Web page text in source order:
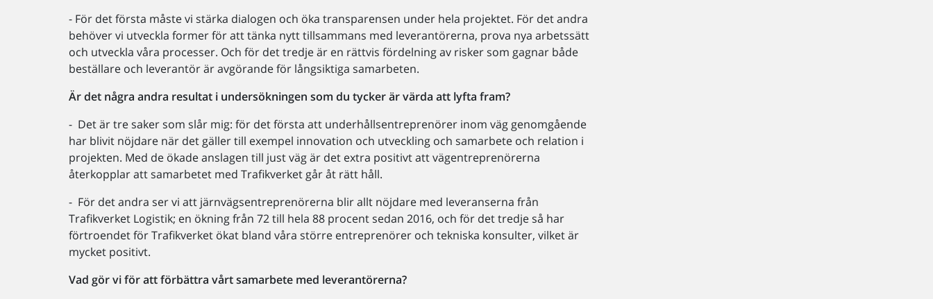
- För det första måste vi stärka dialogen och öka transparensen under hela projektet. För det andra
behöver vi utveckla former för att tänka nytt tillsammans med leverantörerna, prova nya arbetssätt
och utveckla våra processer. Och för det tredje är en rättvis fördelning av risker som gagnar både
beställare och leverantör är avgörande för långsiktiga samarbeten.
Är det några andra resultat i undersökningen som du tycker är värda att lyfta fram?
- Det är tre saker som slår mig: för det första att underhållsentreprenörer inom väg genomgående
har blivit nöjdare när det gäller till exempel innovation och utveckling och samarbete och relation i
projekten. Med de ökade anslagen till just väg är det extra positivt att vägentreprenörerna
återkopplar att samarbetet med Trafikverket går åt rätt håll.
- För det andra ser vi att järnvägsentreprenörerna blir allt nöjdare med leveranserna från
Trafikverket Logistik; en ökning från 72 till hela 88 procent sedan 2016, och för det tredje så har
förtroendet för Trafikverket ökat bland våra större entreprenörer och tekniska konsulter, vilket är
mycket positivt.
Vad gör vi för att förbättra vårt samarbete med leverantörerna?